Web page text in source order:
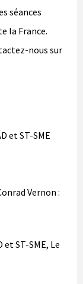
séances
la France.
nous sur
et ST-SME
Vernon :
et ST-SME, Le